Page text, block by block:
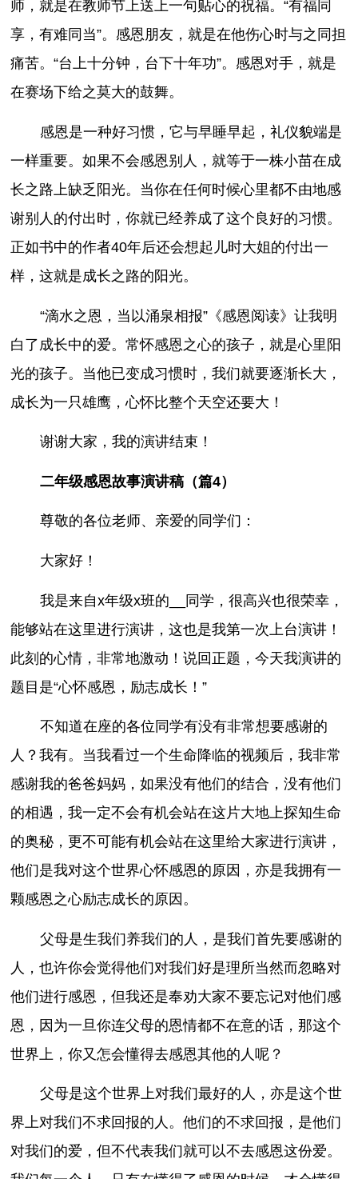
师，就是在教师节上送上一句贴心的祝福。“有福同
享，有难同当”。感恩朋友，就是在他伤心时与之同担
痛苦。“台上十分钟，台下十年功”。感恩对手，就是
在赛场下给之莫大的鼓舞。
感恩是一种好习惯，它与早睡早起，礼仪貌端是
一样重要。如果不会感恩别人，就等于一株小苗在成
长之路上缺乏阳光。当你在任何时候心里都不由地感
谢别人的付出时，你就已经养成了这个良好的习惯。
正如书中的作者40年后还会想起儿时大姐的付出一
样，这就是成长之路的阳光。
“滴水之恩，当以涌泉相报”《感恩阅读》让我明
白了成长中的爱。常怀感恩之心的孩子，就是心里阳
光的孩子。当他已变成习惯时，我们就要逐渐长大，
成长为一只雄鹰，心怀比整个天空还要大！
谢谢大家，我的演讲结束！
二年级感恩故事演讲稿（篇4）
尊敬的各位老师、亲爱的同学们：
大家好！
我是来自x年级x班的__同学，很高兴也很荣幸，
能够站在这里进行演讲，这也是我第一次上台演讲！
此刻的心情，非常地激动！说回正题，今天我演讲的
题目是“心怀感恩，励志成长！”
不知道在座的各位同学有没有非常想要感谢的
人？我有。当我看过一个生命降临的视频后，我非常
感谢我的爸爸妈妈，如果没有他们的结合，没有他们
的相遇，我一定不会有机会站在这片大地上探知生命
的奥秘，更不可能有机会站在这里给大家进行演讲，
他们是我对这个世界心怀感恩的原因，亦是我拥有一
颗感恩之心励志成长的原因。
父母是生我们养我们的人，是我们首先要感谢的
人，也许你会觉得他们对我们好是理所当然而忽略对
他们进行感恩，但我还是奉劝大家不要忘记对他们感
恩，因为一旦你连父母的恩情都不在意的话，那这个
世界上，你又怎会懂得去感恩其他的人呢？
父母是这个世界上对我们最好的人，亦是这个世
界上对我们不求回报的人。他们的不求回报，是他们
对我们的爱，但不代表我们就可以不去感恩这份爱。